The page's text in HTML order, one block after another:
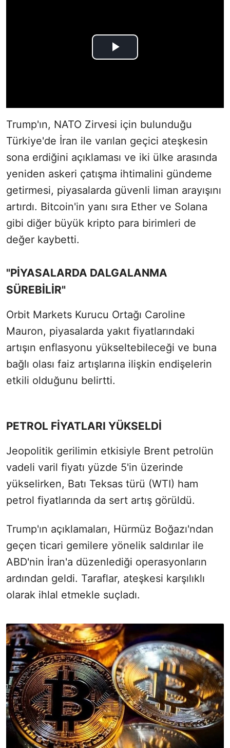
Trump'ın, NATO Zirvesi için bulunduğu
Türkiye'de İran ile varılan geçici ateşkesin
sona erdiğini açıklaması ve iki ülke arasında
yeniden askeri çatışma ihtimalini gündeme
getirmesi, piyasalarda güvenli liman arayışını
artırdı. Bitcoin'in yanı sıra Ether ve Solana
gibi diğer büyük kripto para birimleri de
değer kaybetti.
"PİYASALARDA DALGALANMA
SÜREBİLİR"
Orbit Markets Kurucu Ortağı Caroline
Mauron, piyasalarda yakıt fiyatlarındaki
artışın enflasyonu yükseltebileceği ve buna
bağlı olası faiz artışlarına ilişkin endişelerin
etkili olduğunu belirtti.
PETROL FİYATLARI YÜKSELDİ
Jeopolitik gerilimin etkisiyle Brent petrolün
vadeli varil fiyatı yüzde 5'in üzerinde
yükselirken, Batı Teksas türü (WTI) ham
petrol fiyatlarında da sert artış görüldü.
Trump'ın açıklamaları, Hürmüz Boğazı'ndan
geçen ticari gemilere yönelik saldırılar ile
ABD'nin İran'a düzenlediği operasyonların
ardından geldi. Taraflar, ateşkesi karşılıklı
olarak ihlal etmekle suçladı.